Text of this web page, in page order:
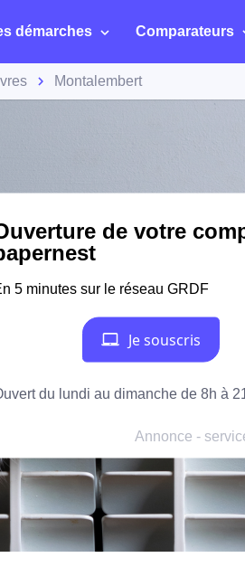
démarches Comparateurs
Montalembert